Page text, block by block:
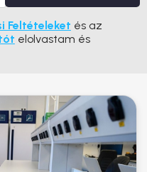
Feltételeket és az
elolvastam és